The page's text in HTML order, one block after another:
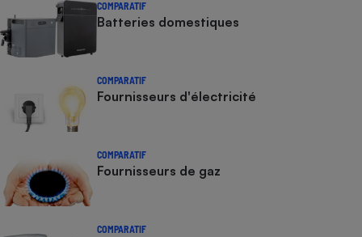
COMPARATIF
Batteries domestiques
COMPARATIF
Fournisseurs d'électricité
COMPARATIF
Fournisseurs de gaz
COMPARATIF